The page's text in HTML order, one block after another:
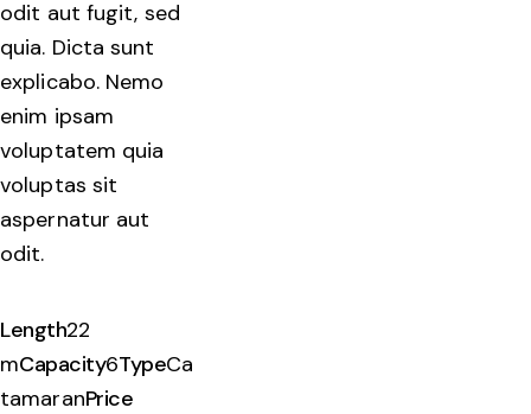
odit aut fugit, sed
quia. Dicta sunt
explicabo. Nemo
enim ipsam
voluptatem quia
voluptas sit
aspernatur aut
odit.
Length22
mCapacity6TypeCa
tamaranPrice